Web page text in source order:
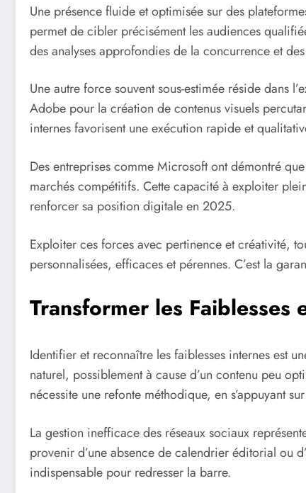
Une présence fluide et optimisée sur des
permet de cibler précisément les audiences
des analyses approfondies de la concurrence et
Une autre force souvent sous-estimée réside dans
Adobe pour la création de contenus visuels
internes favorisent une exécution rapide et
Des entreprises comme Microsoft ont démontré
marchés compétitifs. Cette capacité à exploiter
renforcer sa position digitale en 2025.
Exploiter ces forces avec pertinence et créativité,
personnalisées, efficaces et pérennes. C’est la
Transformer les
Identifier et reconnaître les faiblesses internes est
naturel, possiblement à cause d’un contenu peu
nécessite une refonte méthodique, en s’appuyant
La gestion inefficace des réseaux sociaux
provenir d’une absence de calendrier éditorial ou
indispensable pour redresser la barre.